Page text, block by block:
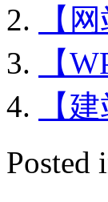
【
【
【
Posted